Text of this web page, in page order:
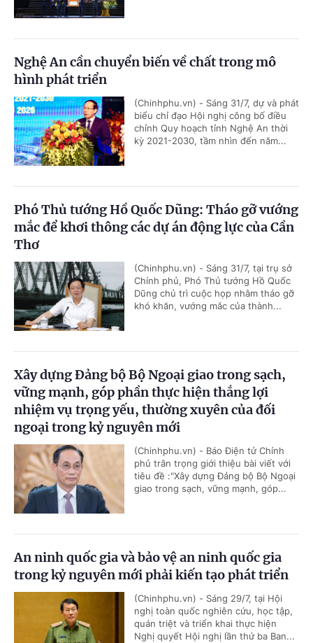
Nghệ An cần chuyển biến về chất trong mô
hình phát triển
(Chinhphu.vn) - Sáng 31/7, dự và phát
biểu chỉ đạo Hội nghị công bố điều
chỉnh Quy hoạch tỉnh Nghệ An thời
kỳ 2021-2030, tầm nhìn đến năm...
Phó Thủ tướng Hồ Quốc Dũng: Tháo gỡ vướng
mắc để khơi thông các dự án động lực của Cần
Thơ
(Chinhphu.vn) - Sáng 31/7, tại trụ sở
Chính phủ, Phó Thủ tướng Hồ Quốc
Dũng chủ trì cuộc họp nhằm tháo gỡ
khó khăn, vướng mắc của thành...
Xây dựng Đảng bộ Bộ Ngoại giao trong sạch,
vững mạnh, góp phần thực hiện thắng lợi
nhiệm vụ trọng yếu, thường xuyên của đối
ngoại trong kỷ nguyên mới
(Chinhphu.vn) - Báo Điện tử Chính
phủ trân trọng giới thiệu bài viết với
tiêu đề :"Xây dựng Đảng bộ Bộ Ngoại
giao trong sạch, vững mạnh, góp...
An ninh quốc gia và bảo vệ an ninh quốc gia
trong kỷ nguyên mới phải kiến tạo phát triển
(Chinhphu.vn) - Sáng 29/7, tại Hội
nghị toàn quốc nghiên cứu, học tập,
quán triệt và triển khai thực hiện
Nghị quyết Hội nghị lần thứ ba Ban...